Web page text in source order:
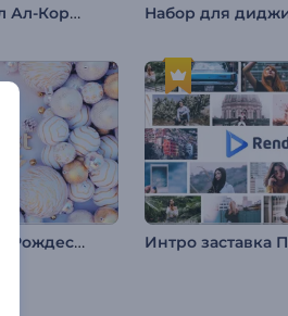
Поздравление Нузул Ал-Коран
Заставка: Счастливое Рождество